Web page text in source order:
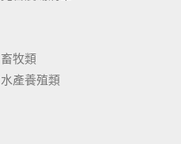
畜牧類
水產養殖類